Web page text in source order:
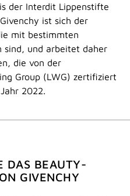
der Interdit Lippenstifte
ist sich der
mit bestimmten
sind, und arbeitet daher
die von der
Group (LWG) zertifiziert
2022.
DAS BEAUTY-
GIVENCHY